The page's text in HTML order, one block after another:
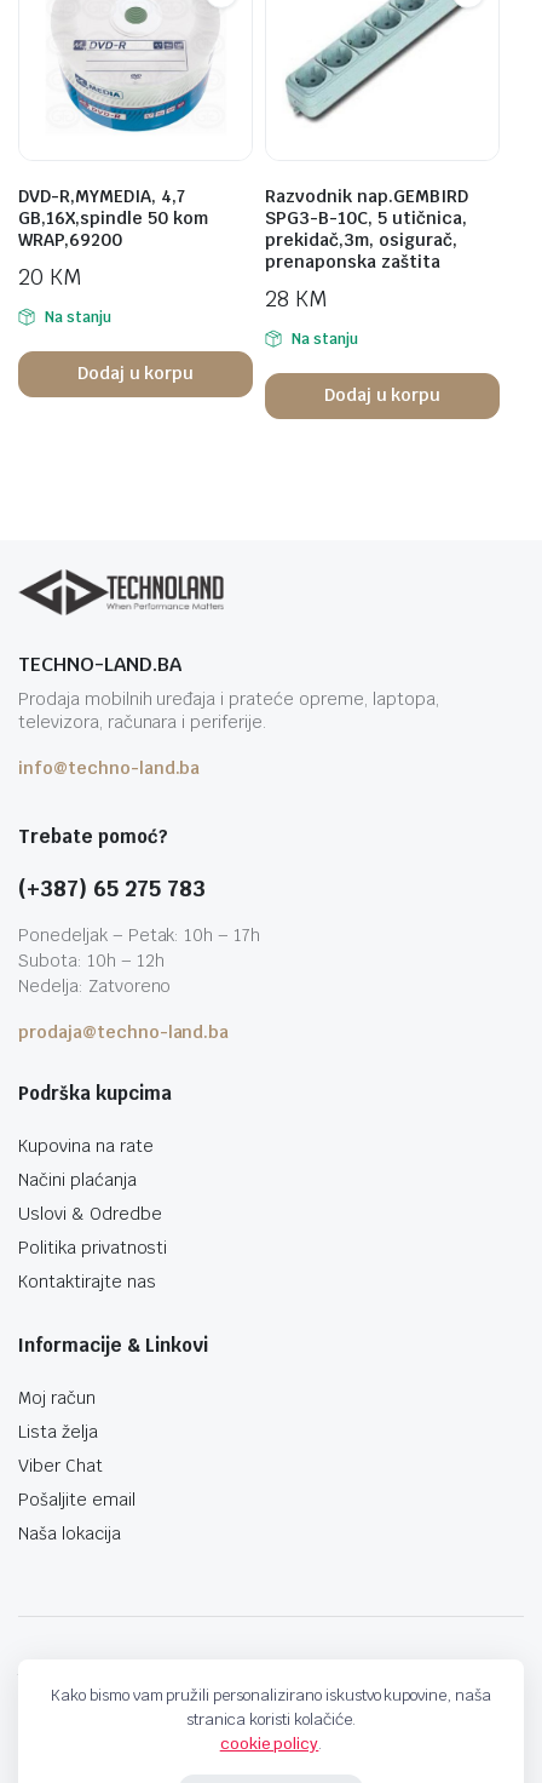
DVD-R,MYMEDIA, 4,7
GB,16X,spindle 50 kom
WRAP,69200
20 KM
Na stanju
Dodaj u korpu
Razvodnik nap.GEMBIRD
SPG3-B-10C, 5 utičnica,
prekidač,3m, osigurač,
prenaponska zaštita
28 KM
Na stanju
Dodaj u korpu
TECHNO-LAND.BA
Prodaja mobilnih uređaja i prateće opreme, laptopa,
televizora, računara i periferije.
info@techno-land.ba
Trebate pomoć?
(+387) 65 275 783
Ponedeljak – Petak: 10h – 17h
Subota: 10h – 12h
Nedelja: Zatvoreno
prodaja@techno-land.ba
Podrška kupcima
Kupovina na rate
Načini plaćanja
Uslovi & Odredbe
Politika privatnosti
Kontaktirajte nas
Informacije & Linkovi
Moj račun
Lista želja
Viber Chat
Pošaljite email
Naša lokacija
Kako bismo vam pružili personalizirano iskustvo kupovine, naša
stranica koristi kolačiće.
cookie policy.